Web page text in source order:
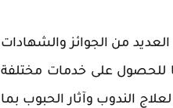
من الجوائز والشهادات
للحصول على خدمات مختلفة
الندوب وآثار الحبوب بما